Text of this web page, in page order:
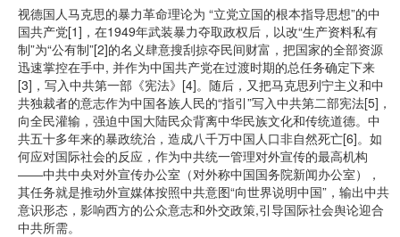
视德国人马克思的暴力革命理论为 “立党立国的根本指导思想”的中
国共产党[1]，在1949年武装暴力夺取政权后，以改“生产资料私有
制”为“公有制”[2]的名义肆意搜刮掠夺民间财富，把国家的全部资源
迅速掌控在手中, 并作为中国共产党在过渡时期的总任务确定下来
[3]，写入中共第一部《宪法》[4]。随后，又把马克思列宁主义和中
共独裁者的意志作为中国各族人民的“指引”写入中共第二部宪法[5]，
向全民灌输，强迫中国大陆民众背离中华民族文化和传统道德。中
共五十多年来的暴政统治，造成八千万中国人口非自然死亡[6]。如
何应对国际社会的反应，作为中共统一管理对外宣传的最高机构
――中共中央对外宣传办公室（对外称中国国务院新闻办公室），
其任务就是推动外宣媒体按照中共意图“向世界说明中国”，输出中共
意识形态，影响西方的公众意志和外交政策,引导国际社会舆论迎合
中共所需。